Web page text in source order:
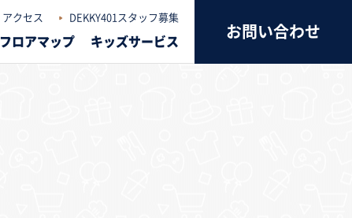
アクセス DEKKY401スタッフ募集
フロアマップ キッズサービス
お問い合わせ